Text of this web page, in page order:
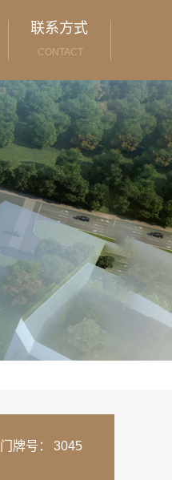
联系方式
CONTACT
门牌号： 3045